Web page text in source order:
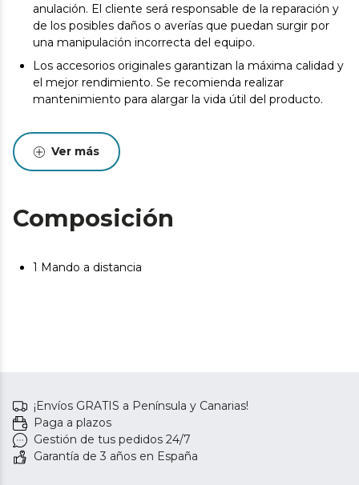
anulación. El cliente será responsable de la reparación y
de los posibles daños o averías que puedan surgir por
una manipulación incorrecta del equipo.
Los accesorios originales garantizan la máxima calidad y
el mejor rendimiento. Se recomienda realizar
mantenimiento para alargar la vida útil del producto.
Ver más
Composición
1 Mando a distancia
¡Envíos GRATIS a Península y Canarias!
Paga a plazos
Gestión de tus pedidos 24/7
Garantía de 3 años en España